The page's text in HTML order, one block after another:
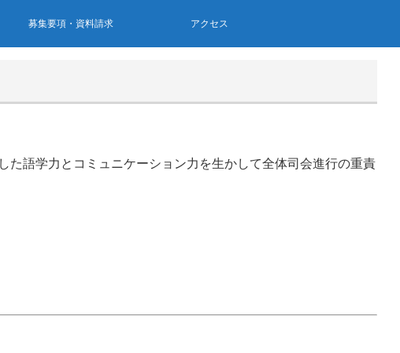
募集要項・資料請求 アクセス
語学力とコミュニケーション力を生かして全体司会進行の重責